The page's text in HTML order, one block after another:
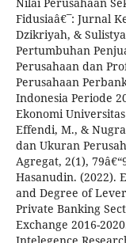
Fidusiaâ€¯: Jurnal
Dzikriyah, &
Pertumbuhan
Perusahaan dan
Perusahaan
Indonesia Periode
Ekonomi
Effendi, M., &
dan Ukuran
Agregat, 2(1),
Hasanudin. (2022).
and Degree of
Private Banking
Exchange 2016-